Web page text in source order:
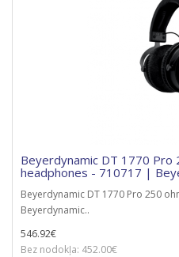
Beyerdynamic DT 1770 Pro
headphones - 710717 |
Beyerdynamic DT 1770 Pro 250
Beyerdynamic..
546.92€
Bez nodokļa: 452.00€